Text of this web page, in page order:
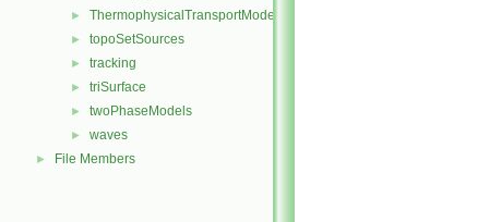
► ThermophysicalTransportModels
► topoSetSources
► tracking
► triSurface
► twoPhaseModels
► waves
► File Members